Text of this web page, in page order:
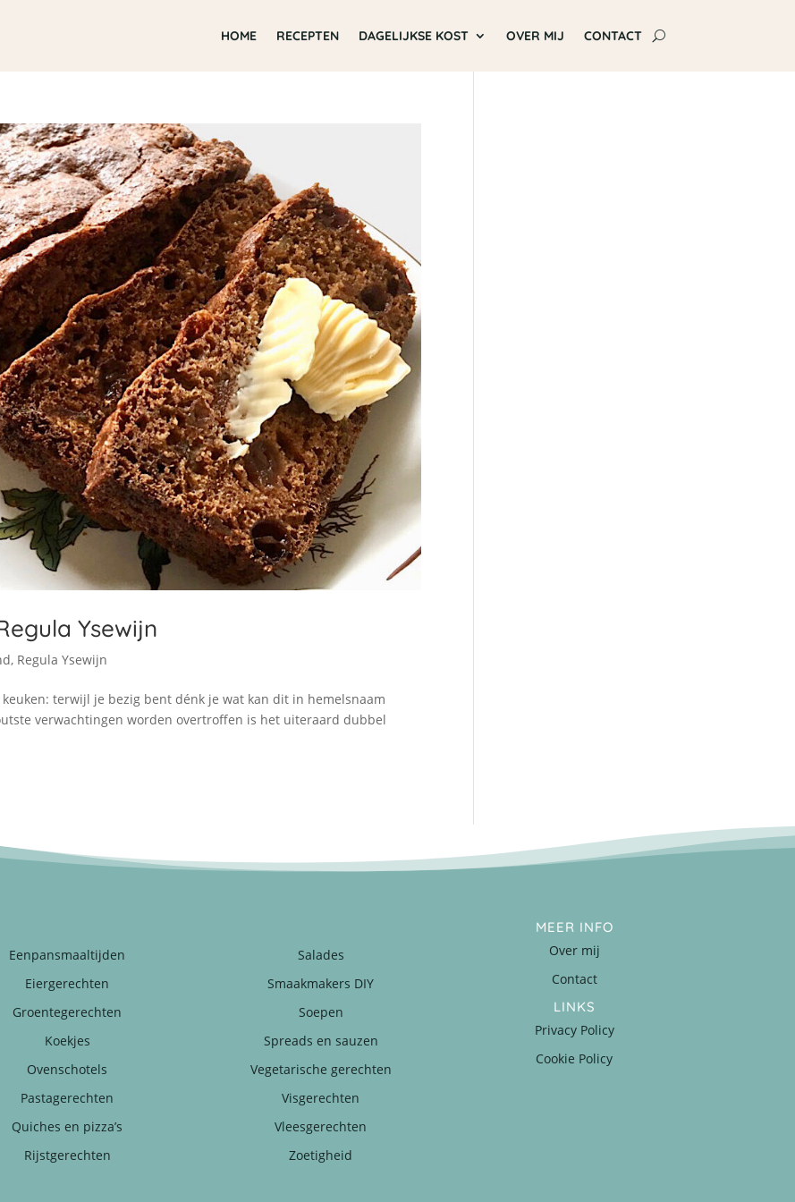
HOME RECEPTEN DAGELIJKSE KOST OVER MIJ CONTACT
Ysewijn
, Regula Ysewijn
terwijl je bezig bent dénk je wat kan dit in hemelsnaam
verwachtingen worden overtroffen is het uiteraard dubbel
Eenpansmaaltijden
Eiergerechten
Groentegerechten
Koekjes
Ovenschotels
Pastagerechten
Quiches en pizza’s
Rijstgerechten
Salades
Smaakmakers DIY
Soepen
Spreads en sauzen
Vegetarische gerechten
Visgerechten
Vleesgerechten
Zoetigheid
MEER INFO
Over mij
Contact
LINKS
Privacy Policy
Cookie Policy